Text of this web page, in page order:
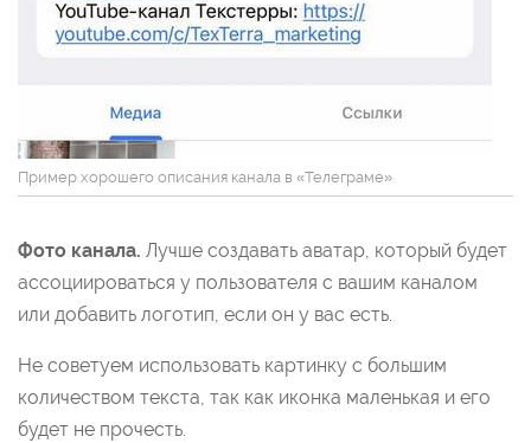
Пример хорошего описания канала в «Телеграме»
Фото канала. Лучше создавать аватар, который будет
ассоциироваться у пользователя с вашим каналом
или добавить логотип, если он у вас есть.
Не советуем использовать картинку с большим
количеством текста, так как иконка маленькая и его
будет не прочесть.